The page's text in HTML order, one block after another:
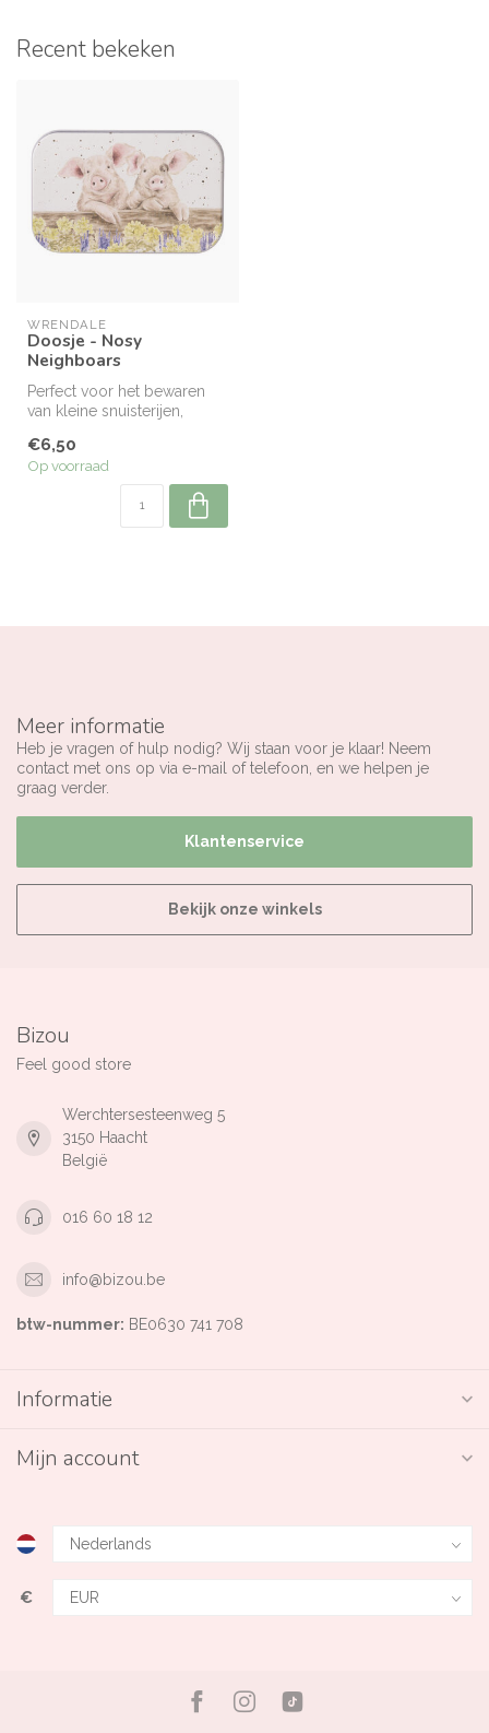
Recent bekeken
WRENDALE
Doosje - Nosy
Neighboars
Perfect voor het bewaren
van kleine snuisterijen,
...
€6,50
Op voorraad
Meer informatie
Heb je vragen of hulp nodig? Wij staan voor je klaar! Neem
contact met ons op via e-mail of telefoon, en we helpen je
graag verder.
Klantenservice
Bekijk onze winkels
Bizou
Feel good store
Werchtersesteenweg 5
3150 Haacht
België
016 60 18 12
info@bizou.be
btw-nummer: BE0630 741 708
Informatie
Mijn account
€